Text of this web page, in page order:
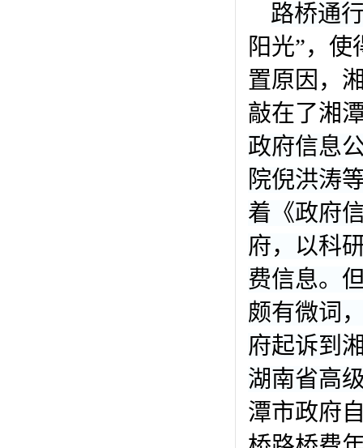
路桥通
阳光”，
置原因，
敲在了湘
政府信息
院倪洪涛
着《政府
府，以科
费信息。
颇有微词
府起诉到
湖南省高
潭市政府